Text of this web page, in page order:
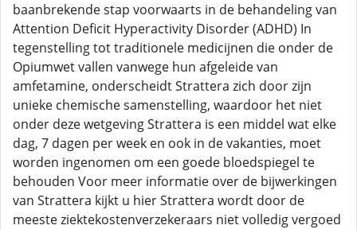
baanbrekende stap voorwaarts in de behandeling van
Attention Deficit Hyperactivity Disorder (ADHD) In
tegenstelling tot traditionele medicijnen die onder de
Opiumwet vallen vanwege hun afgeleide van
amfetamine, onderscheidt Strattera zich door zijn
unieke chemische samenstelling, waardoor het niet
onder deze wetgeving Strattera is een middel wat elke
dag, 7 dagen per week en ook in de vakanties, moet
worden ingenomen om een goede bloedspiegel te
behouden Voor meer informatie over de bijwerkingen
van Strattera kijkt u hier Strattera wordt door de
meeste ziektekostenverzekeraars niet volledig vergoed